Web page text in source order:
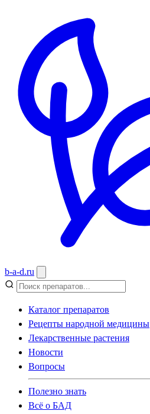
b-a-d.ru
Каталог препаратов
Рецепты народной медицины
Лекарственные растения
Новости
Вопросы
Полезно знать
Всё о БАД